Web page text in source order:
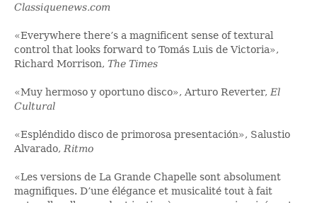
Classiquenews.com
«Everywhere there’s a magnificent sense of textural
control that looks forward to Tomás Luis de Victoria»,
Richard Morrison, The Times
«Muy hermoso y oportuno disco», Arturo Reverter, El
Cultural
«Espléndido disco de primorosa presentación», Salustio
Alvarado, Ritmo
«Les versions de La Grande Chapelle sont absolument
magnifiques. D’une élégance et musicalité tout à fait